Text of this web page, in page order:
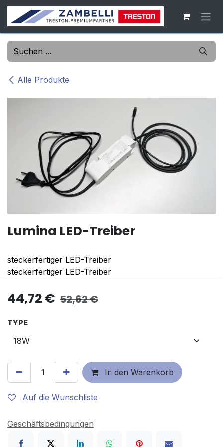
Zum Inhalt springen
Alle Produkte
Lumina LED-Treiber
steckerfertiger LED-Treiber
steckerfertiger LED-Treiber
44,72 € 52,62€
TYPE
In den Warenkorb
Auf die Wunschliste
Geschäftsbedingungen